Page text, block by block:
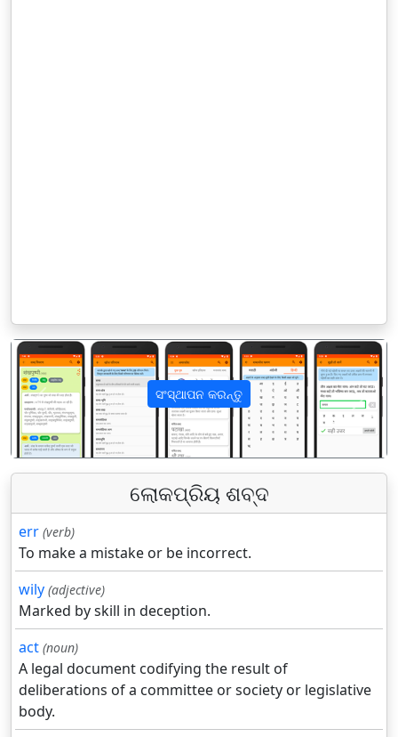
ସଂସ୍ଥାପନ କରନ୍ତୁ
पिछला अगला
ଲୋକପ୍ରିୟ ଶବ୍ଦ
err (verb)
To make a mistake or be incorrect.
wily (adjective)
Marked by skill in deception.
act (noun)
A legal document codifying the result of
deliberations of a committee or society or legislative
body.